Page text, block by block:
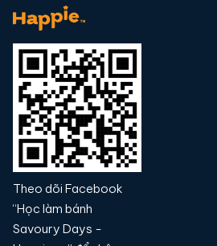
Theo dõi Facebook
“Học làm bánh
Savoury Days -